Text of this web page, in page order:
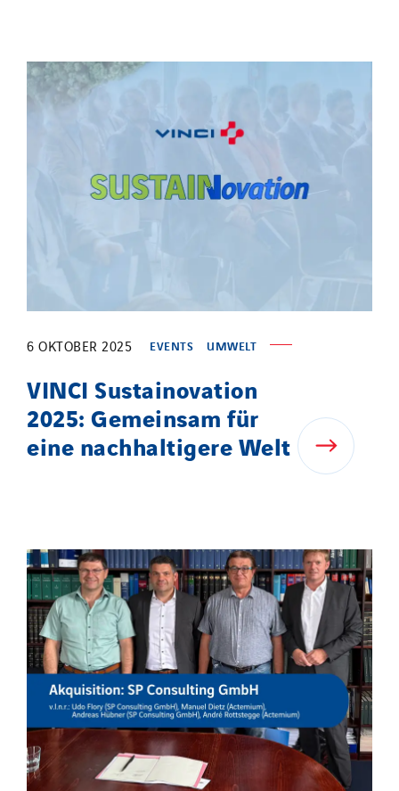
6 OKTOBER 2025 EVENTS UMWELT
VINCI Sustainovation
2025: Gemeinsam für
eine nachhaltigere Welt